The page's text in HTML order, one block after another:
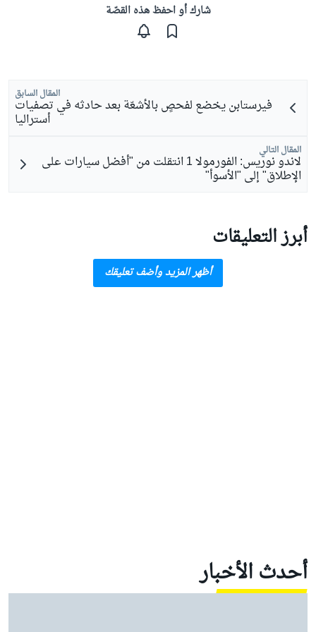
شارك أو احفظ هذه القصّة
المقال السابق
فيرستابن يخضع لفحصٍ بالأشعّة بعد حادثه في تصفيات
أستراليا
المقال التالي
لاندو نوريس: الفورمولا 1 انتقلت من "أفضل سيارات على
الإطلاق" إلى "الأسوأ"
أبرز التعليقات
أظهر المزيد وأضف تعليقك
أحدث الأخبار